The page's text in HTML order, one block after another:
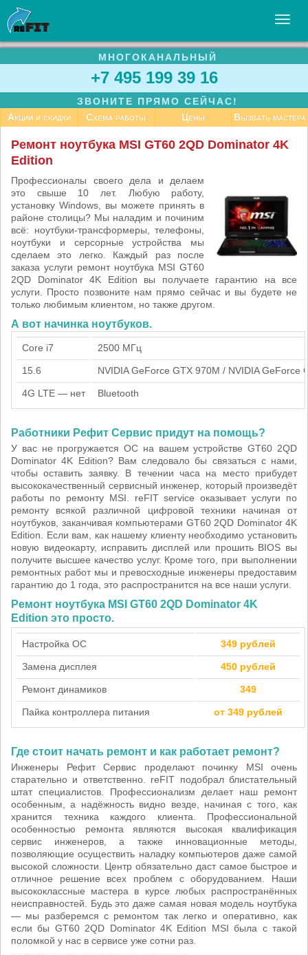
УСЛУГИ
БИЗНЕСУ
СТАТЬИ
МНОГОКАНАЛЬНЫЙ
+7 495 199 39 16
ЗВОНИТЕ ПРЯМО СЕЙЧАС!
Акции и скидки
Схема работы Цены Вызвать мастера
Ремонт ноутбука MSI GT60 2QD Dominator 4K
Edition
Профессионалы своего дела и делаем
это свыше 10 лет. Любую работу,
установку Windows, вы можете принять в
районе столицы? Мы наладим и починим
всё: ноутбуки-трансформеры, телефоны,
ноутбуки и серсорные устройства мы
сделаем это легко. Каждый раз после
заказа услуги ремонт ноутбука MSI GT60
2QD Dominator 4K Edition вы получаете гарантию на все
услуги. Просто позвоните нам прямо сейчас и вы будете не
только любимым клиентом, но также другом.
А вот начинка ноутбуков.
Core i7 2500 МГц
15.6 NVIDIA GeForce GTX 970M / NVIDIA GeForce
4G LTE — нет Bluetooth
Работники Рефит Сервис придут на помощь?
У вас не прогружается ОС на вашем устройстве GT60 2QD
Dominator 4K Edition? Вам следовало бы связаться с нами,
чтобы оставить заявку. В течении часа на место прибудет
высококачественный сервисный инженер, который произведёт
работы по ремонту MSI. reFIT service оказывает услуги по
ремонту всякой различной цифровой техники начиная от
ноутбуков, заканчивая компьютерами GT60 2QD Dominator 4K
Edition. Если вам, как нашему клиенту необходимо установить
новую видеокарту, исправить дисплей или прошить BIOS вы
получите высшее качество услуг. Кроме того, при выполнении
ремонтных работ мы и превосходные инженеры предоставим
гарантию до 1 года, это распространится на все наши услуги.
Ремонт ноутбука MSI GT60 2QD Dominator 4K
Edition это просто.
Настройка ОС 349 рублей
Замена дисплея 450 рублей
Ремонт динамиков 349
Пайка контроллера питания от 349 рублей
Где стоит начать ремонт и как работает ремонт?
Инженеры Рефит Сервис проделают починку MSI очень
старательно и ответственно. reFIT подобрал блистательный
штат специалистов. Профессионализм делает наш ремонт
особенным, а надёжность видно везде, начиная с того, как
хранится техника каждого клиента. Профессиональной
особенностью ремонта являются высокая квалификация
сервис инженеров, а также инновационные методы,
позволяющие осуществить наладку компьютеров даже самой
высокой сложности. Центр обязательно даст самое быстрое и
отличное решение всех проблем с оборудованием. Наши
высококлассные мастера в курсе любых распространённых
неисправностей. Будь это даже самая новая модель ноутбука
— мы разберемся с ремонтом так легко и оперативно, как
если бы GT60 2QD Dominator 4K Edition MSI была с такой
поломкой у нас в сервисе уже сотни раз.